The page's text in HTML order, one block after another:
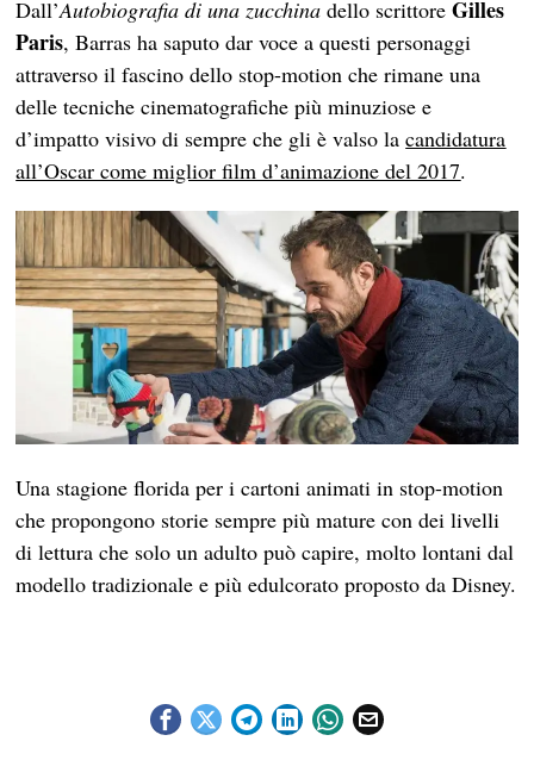
Dall’Autobiografia di una zucchina dello scrittoreGilles
Paris, Barras ha saputo dar voce a questi personaggi
attraverso il fascino dello stop-motion che rimane una
delle tecniche cinematografiche più minuziose e
d’impatto visivo di sempre che gli è valso lacandidatura
all’Oscar come miglior film d’animazione del 2017.
Una stagione florida per i cartoni animati in stop-motion
che propongono storie sempre più mature con dei livelli
di lettura che solo un adulto può capire, molto lontani dal
modello tradizionale e più edulcorato proposto da Disney.